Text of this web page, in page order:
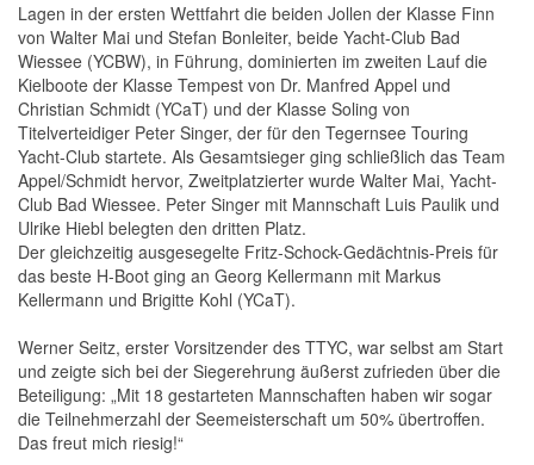
Lagen in der ersten Wettfahrt die beiden Jollen der Klasse Finn
von Walter Mai und Stefan Bonleiter, beide Yacht-Club Bad
Wiessee (YCBW), in Führung, dominierten im zweiten Lauf die
Kielboote der Klasse Tempest von Dr. Manfred Appel und
Christian Schmidt (YCaT) und der Klasse Soling von
Titelverteidiger Peter Singer, der für den Tegernsee Touring
Yacht-Club startete. Als Gesamtsieger ging schließlich das Team
Appel/Schmidt hervor, Zweitplatzierter wurde Walter Mai, Yacht-
Club Bad Wiessee. Peter Singer mit Mannschaft Luis Paulik und
Ulrike Hiebl belegten den dritten Platz.
Der gleichzeitig ausgesegelte Fritz-Schock-Gedächtnis-Preis für
das beste H-Boot ging an Georg Kellermann mit Markus
Kellermann und Brigitte Kohl (YCaT).
Werner Seitz, erster Vorsitzender des TTYC, war selbst am Start
und zeigte sich bei der Siegerehrung äußerst zufrieden über die
Beteiligung: „Mit 18 gestarteten Mannschaften haben wir sogar
die Teilnehmerzahl der Seemeisterschaft um 50% übertroffen.
Das freut mich riesig!“